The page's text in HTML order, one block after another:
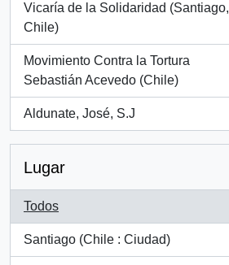
Vicaría de la Solidaridad (Santiago,
Chile)
, 1 resultados
Movimiento Contra la Tortura
Sebastián Acevedo (Chile)
, 1 resultados
Aldunate, José, S.J
, 1 resultados
Lugar
Todos
Santiago (Chile : Ciudad)
, 1 resultados